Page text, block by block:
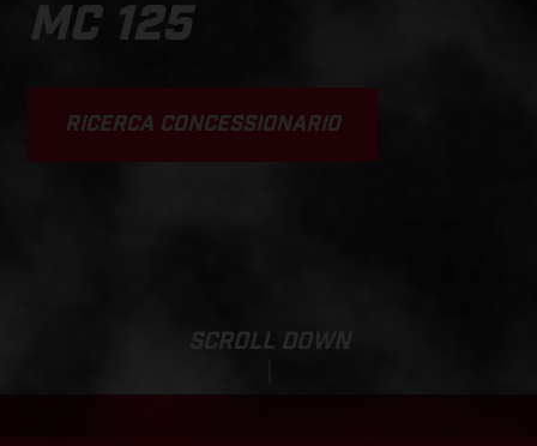
MC 125
RICERCA CONCESSIONARIO
SCROLL DOWN